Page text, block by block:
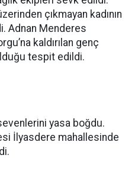
çıkmayan kadının
Adnan Menderes
kaldırılan genç
tespit edildi.
yasa boğdu.
İlyasdere mahallesinde